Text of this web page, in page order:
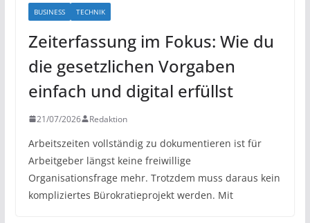
BUSINESS TECHNIK
Zeiterfassung im Fokus: Wie du
die gesetzlichen Vorgaben
einfach und digital erfüllst
21/07/2026 Redaktion
Arbeitszeiten vollständig zu dokumentieren ist für
Arbeitgeber längst keine freiwillige
Organisationsfrage mehr. Trotzdem muss daraus kein
kompliziertes Bürokratieprojekt werden. Mit